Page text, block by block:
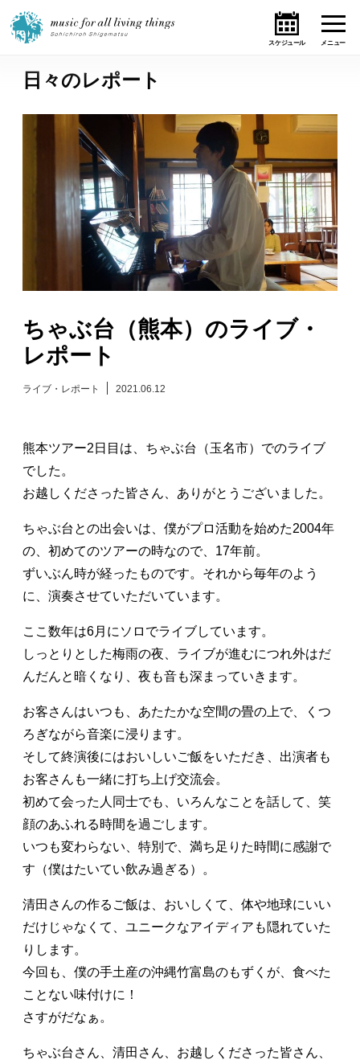
ホーム
ニュース
テーマ
ライブ・スケジュール
ギャラリー
日々のレポート
プロフィール
演奏依頼
お問い合わせ
日々のレポート
ちゃぶ台（熊本）のライブ・
レポート
ライブ・レポート 2021.06.12
熊本ツアー2日目は、ちゃぶ台（玉名市）でのライブ
でした。
お越しくださった皆さん、ありがとうございました。
ちゃぶ台との出会いは、僕がプロ活動を始めた2004年
の、初めてのツアーの時なので、17年前。
ずいぶん時が経ったものです。それから毎年のよう
に、演奏させていただいています。
ここ数年は6月にソロでライブしています。
しっとりとした梅雨の夜、ライブが進むにつれ外はだ
んだんと暗くなり、夜も音も深まっていきます。
お客さんはいつも、あたたかな空間の畳の上で、くつ
ろぎながら音楽に浸ります。
そして終演後にはおいしいご飯をいただき、出演者も
お客さんも一緒に打ち上げ交流会。
初めて会った人同士でも、いろんなことを話して、笑
顔のあふれる時間を過ごします。
いつも変わらない、特別で、満ち足りた時間に感謝で
す（僕はたいてい飲み過ぎる）。
清田さんの作るご飯は、おいしくて、体や地球にいい
だけじゃなくて、ユニークなアイディアも隠れていた
りします。
今回も、僕の手土産の沖縄竹富島のもずくが、食べた
ことない味付けに！
さすがだなぁ。
ちゃぶ台さん、清田さん、お越しくださった皆さん、